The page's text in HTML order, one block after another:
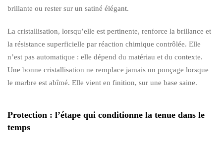
brillante ou rester sur un satiné élégant.
La cristallisation, lorsqu’elle est pertinente, renforce la brillance et
la résistance superficielle par réaction chimique contrôlée. Elle
n’est pas automatique : elle dépend du matériau et du contexte.
Une bonne cristallisation ne remplace jamais un ponçage lorsque
le marbre est abîmé. Elle vient en finition, sur une base saine.
Protection : l’étape qui conditionne la tenue dans le
temps